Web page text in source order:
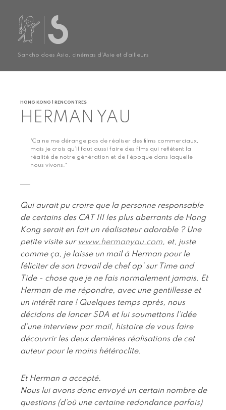
Sancho does Asia, cinémas d'Asie et d'ailleurs
HONG KONG | RENCONTRES
HERMAN YAU
"Ca ne me dérange pas de réaliser des films commerciaux,
mais je crois qu’il faut aussi faire des films qui reflètent la
réalité de notre génération et de l’époque dans laquelle
nous vivons."
Qui aurait pu croire que la personne responsable
de certains des CAT III les plus aberrants de Hong
Kong serait en fait un réalisateur adorable ? Une
petite visite sur www.hermanyau.com, et, juste
comme ça, je laisse un mail à Herman pour le
féliciter de son travail de chef op’ sur Time and
Tide - chose que je ne fais normalement jamais. Et
Herman de me répondre, avec une gentillesse et
un intérêt rare ! Quelques temps après, nous
décidons de lancer SDA et lui soumettons l’idée
d’une interview par mail, histoire de vous faire
découvrir les deux dernières réalisations de cet
auteur pour le moins hétéroclite.
Et Herman a accepté.
Nous lui avons donc envoyé un certain nombre de
questions (d’où une certaine redondance parfois)